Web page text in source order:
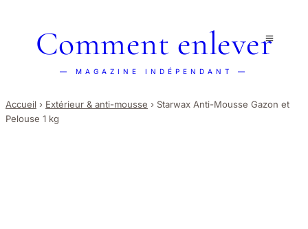
Comment enlever
— MAGAZINE INDÉPENDANT —
Accueil › Extérieur & anti-mousse › Starwax Anti-Mousse Gazon et
Pelouse 1 kg